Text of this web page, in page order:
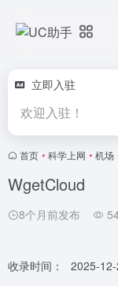
立即入驻
欢迎入驻！
首页 • 科学上网 • 机场
WgetCloud
8个月前发布
收录时间：
2025-